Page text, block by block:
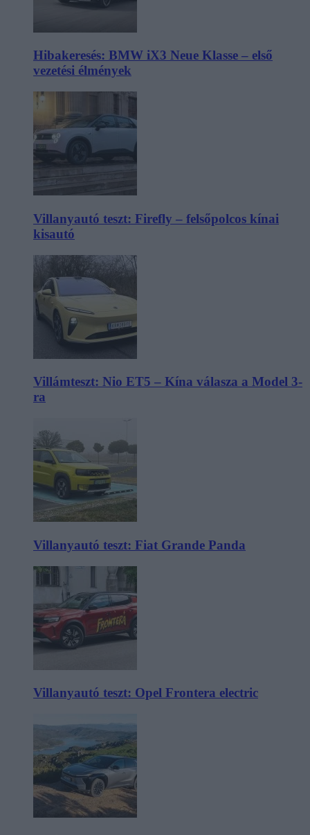
Hibakeresés: BMW iX3 Neue Klasse – első
vezetési élmények
Villanyautó teszt: Firefly – felsőpolcos kínai
kisautó
Villámteszt: Nio ET5 – Kína válasza a Model 3-
ra
Villanyautó teszt: Fiat Grande Panda
Villanyautó teszt: Opel Frontera electric